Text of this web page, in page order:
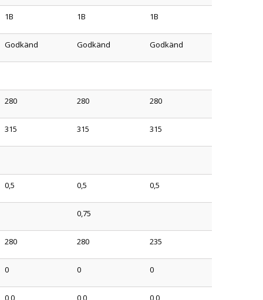
1B 1B 1B
Godkänd Godkänd Godkänd
280 280 280
315 315 315
0,5 0,5 0,5
0,75
280 280 235
0 0 0
0,0 0,0 0,0